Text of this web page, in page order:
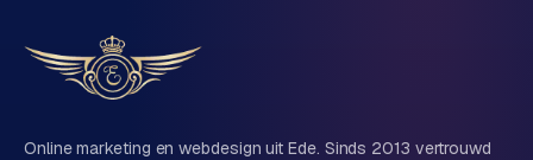
Vertel ons over je project
Naam
Online marketing en webdesign uit Ede. Sinds 2013 vertrouwd